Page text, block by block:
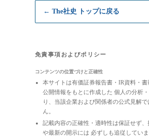
← The社史 トップに戻る
免責事項およびポリシー
コンテンツの位置づけと正確性
本サイトは有価証券報告書・IR資料・
公開情報をもとに作成した 個人の分析
り、当該企業および関係者の公式見解
ん。
記載内容の正確性・適時性は保証せず、
や最新の開示には 必ずしも追従してい